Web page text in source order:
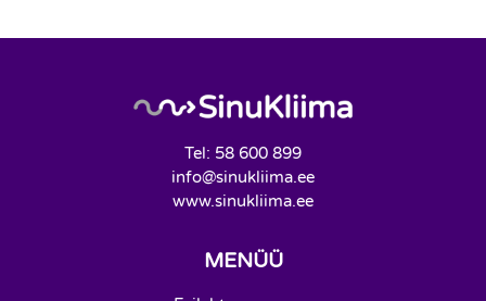
Tel: 58 600 899
info@sinukliima.ee
www.sinukliima.ee
MENÜÜ